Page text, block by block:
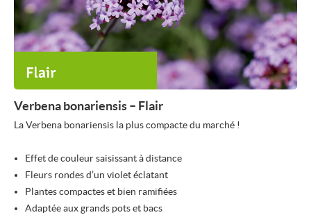
Verbena bonariensis – Flair
La Verbena bonariensis la plus compacte du marché !
Effet de couleur saisissant à distance
Fleurs rondes d’un violet éclatant
Plantes compactes et bien ramifiées
Adaptée aux grands pots et bacs